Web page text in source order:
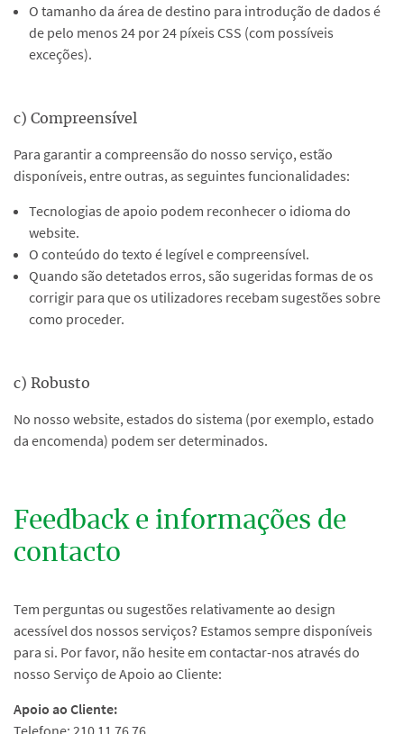
O tamanho da área de destino para introdução de dados é
de pelo menos 24 por 24 píxeis CSS (com possíveis
exceções).
c) Compreensível
Para garantir a compreensão do nosso serviço, estão
disponíveis, entre outras, as seguintes funcionalidades:
Tecnologias de apoio podem reconhecer o idioma do
website.
O conteúdo do texto é legível e compreensível.
Quando são detetados erros, são sugeridas formas de os
corrigir para que os utilizadores recebam sugestões sobre
como proceder.
c) Robusto
No nosso website, estados do sistema (por exemplo, estado
da encomenda) podem ser determinados.
Feedback e informações de
contacto
Tem perguntas ou sugestões relativamente ao design
acessível dos nossos serviços? Estamos sempre disponíveis
para si. Por favor, não hesite em contactar-nos através do
nosso Serviço de Apoio ao Cliente:
Apoio ao Cliente:
Telefone: 210 11 76 76